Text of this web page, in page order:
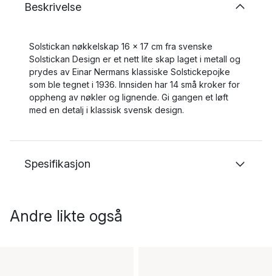
Beskrivelse
Solstickan nøkkelskap 16 x 17 cm fra svenske
Solstickan Design er et nett lite skap laget i metall og
prydes av Einar Nermans klassiske Solstickepojke
som ble tegnet i 1936. Innsiden har 14 små kroker for
oppheng av nøkler og lignende. Gi gangen et løft
med en detalj i klassisk svensk design.
Spesifikasjon
Andre likte også